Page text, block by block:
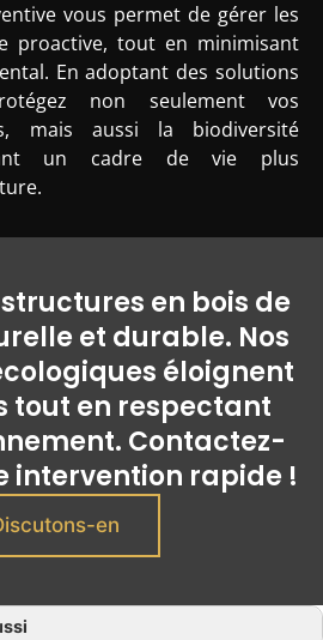
vous permet de gérer les
proactive, tout en minimisant
En adoptant des solutions
non seulement vos
mais aussi la biodiversité
un cadre de vie plus
en bois de
et durable. Nos
éloignent
tout en respectant
Contactez-
intervention rapide !
en